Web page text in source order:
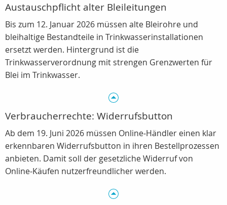
Austauschpflicht alter Bleileitungen
Bis zum 12. Januar 2026 müssen alte Bleirohre und
bleihaltige Bestandteile in Trinkwasserinstallationen
ersetzt werden. Hintergrund ist die
Trinkwasserverordnung mit strengen Grenzwerten für
Blei im Trinkwasser.
Verbraucherrechte: Widerrufsbutton
Ab dem 19. Juni 2026 müssen Online‑Händler einen klar
erkennbaren Widerrufsbutton in ihren Bestellprozessen
anbieten. Damit soll der gesetzliche Widerruf von
Online‑Käufen nutzerfreundlicher werden.